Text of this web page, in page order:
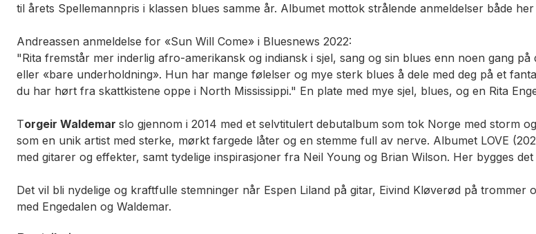
til årets Spellemannpris i klassen blues samme år. Albumet mottok strålende anmeldelser både
Andreassen anmeldelse for «Sun Will Come» i Bluesnews 2022:
"Rita fremstår mer inderlig afro-amerikansk og indiansk i sjel, sang og sin blues enn noen gang
eller «bare underholdning». Hun har mange følelser og mye sterk blues å dele med deg på et
du har hørt fra skattkistene oppe i North Mississippi." En plate med mye sjel, blues, og en Rita
Torgeir Waldemar slo gjennom i 2014 med et selvtitulert debutalbum som tok Norge med storm
som en unik artist med sterke, mørkt fargede låter og en stemme full av nerve. Albumet LOVE
med gitarer og effekter, samt tydelige inspirasjoner fra Neil Young og Brian Wilson. Her bygges
Det vil bli nydelige og kraftfulle stemninger når Espen Liland på gitar, Eivind Kløverød på
med Engedalen og Waldemar.